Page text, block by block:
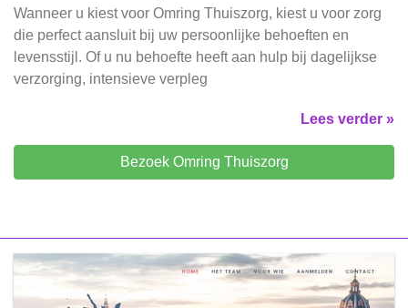
Wanneer u kiest voor Omring Thuiszorg, kiest u voor zorg
die perfect aansluit bij uw persoonlijke behoeften en
levensstijl. Of u nu behoefte heeft aan hulp bij dagelijkse
verzorging, intensieve verpleg
Lees verder »
Bezoek Omring Thuiszorg